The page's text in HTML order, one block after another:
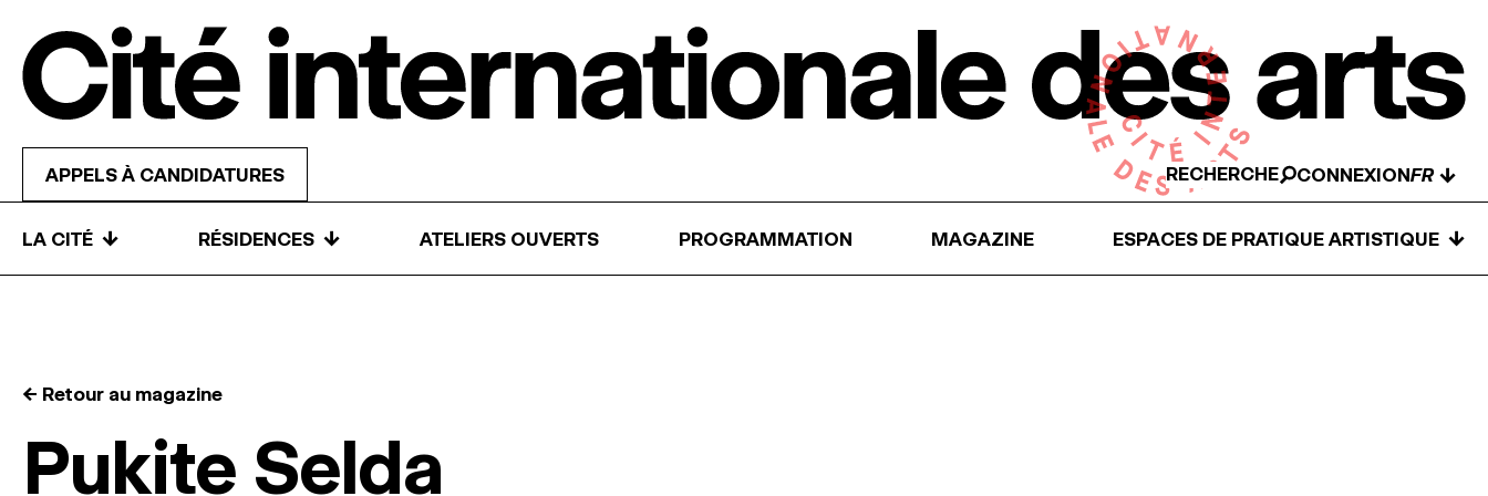
APPELS À CANDIDATURES RECHERCHE CONNEXION ↓
LA CITÉ ↓ RÉSIDENCES ↓ ATELIERS OUVERTS PROGRAMMATION MAGAZINE ESPACES DE PRATIQUE ARTISTIQUE ↓
← Retour au magazine
Pukite Selda